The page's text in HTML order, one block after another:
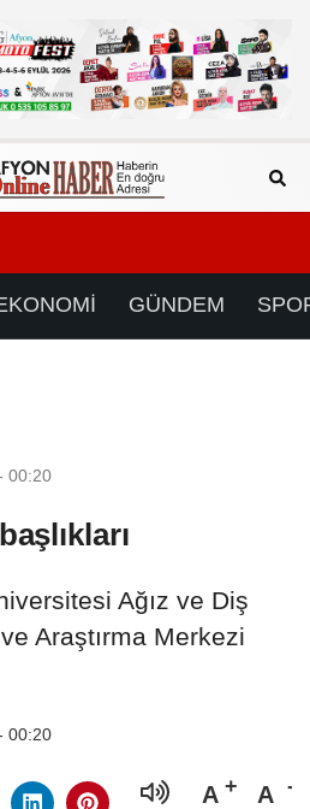
GÜNDEM
00:20
Ağız ve Diş
Araştırma Merkezi
00:20
A A